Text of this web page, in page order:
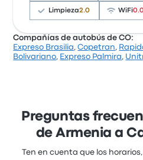
Coomotor de
up way too high; it was
absolutely disgusting.
3.0 sobre 5 estrellas
Me tocò comprar otro
1.0 sobre 5 estrellas
Fabio U.
12 de agosto de 2019
Limpieza2.0 WiFi
Basándose en 21 reseñas, la
para este viaje cuestan
Compañías de autobús de CO:
Expreso Brasilia,Copetran,
Bolivariano, Expreso Palmira,
Preguntas
de Armenia a
Ten en cuenta que los